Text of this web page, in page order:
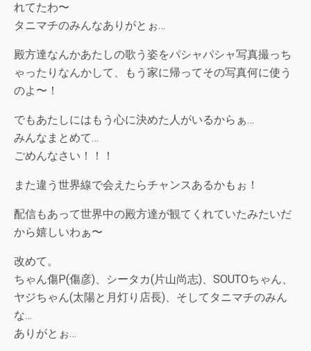
れてたわ〜
タニマチのみんなありがとぉ…
殿方達なんかあたしの歌う姿をパシャパシャ写真撮っち
ゃったりなんかして、もう家に帰ってその写真何に使う
のよ〜！
でもあたしにはもう心に決めた人がいるからぁ…
みんなまとめて…
ごめんなさい！！！
また違う世界線で会えたらチャンスあるかもぉ！
配信もあって世界中の殿方達が観てくれていたみたいだ
から嬉しいわぁ〜
改めて。
ちゃん傷P(傷彦)、シータカ(片山尚志)、SOUTOちゃん、
ヤジちゃん(太陽と月灯り店長)、そしてタニマチのみん
な…
ありがとぉ…